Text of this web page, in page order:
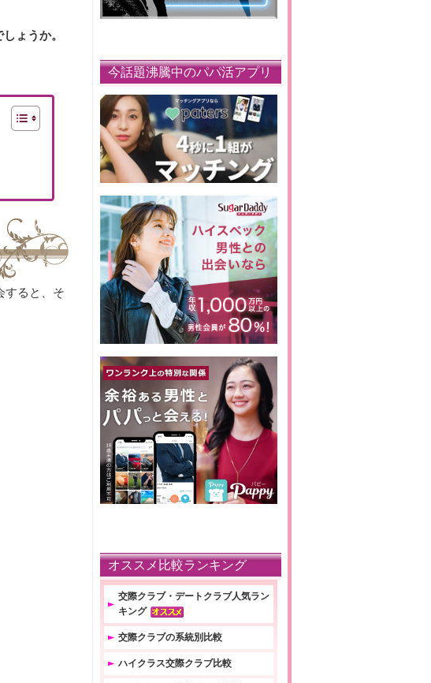
ょうか。
すると、そ
今話題沸騰中のパパ活アプリ
オススメ比較ランキング
交際クラブ・デートクラブ人気ラン
キング
交際クラブの系統別比較
ハイクラス交際クラブ比較